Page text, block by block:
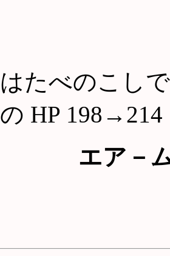
はたべのこし
の HP 198→214
エア－